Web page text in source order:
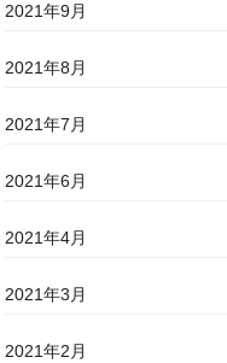
2021年9月
2021年8月
2021年7月
2021年6月
2021年4月
2021年3月
2021年2月